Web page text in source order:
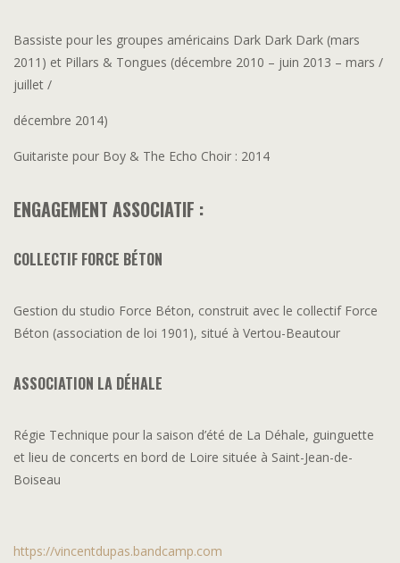
Bassiste pour les groupes américains Dark Dark Dark (mars
2011) et Pillars & Tongues (décembre 2010 – juin 2013 – mars /
juillet /
décembre 2014)
Guitariste pour Boy & The Echo Choir : 2014
ENGAGEMENT ASSOCIATIF :
COLLECTIF FORCE BÉTON
Gestion du studio Force Béton, construit avec le collectif Force
Béton (association de loi 1901), situé à Vertou-Beautour
ASSOCIATION LA DÉHALE
Régie Technique pour la saison d’été de La Déhale, guinguette
et lieu de concerts en bord de Loire située à Saint-Jean-de-
Boiseau
https://vincentdupas.bandcamp.com